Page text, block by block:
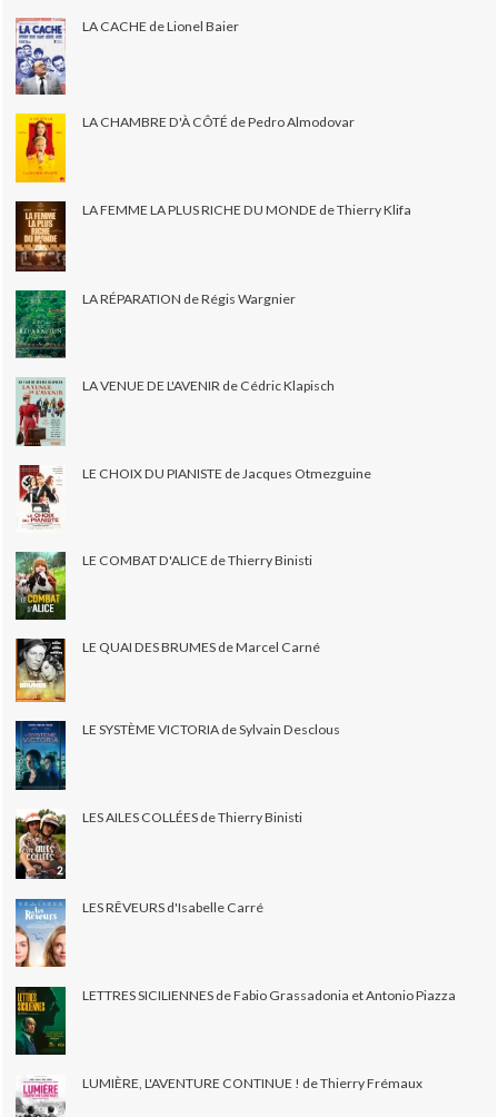
LA CACHE de Lionel Baier
LA CHAMBRE D'À CÔTÉ de Pedro Almodovar
LA FEMME LA PLUS RICHE DU MONDE de Thierry Klifa
LA RÉPARATION de Régis Wargnier
LA VENUE DE L'AVENIR de Cédric Klapisch
LE CHOIX DU PIANISTE de Jacques Otmezguine
LE COMBAT D'ALICE de Thierry Binisti
LE QUAI DES BRUMES de Marcel Carné
LE SYSTÈME VICTORIA de Sylvain Desclous
LES AILES COLLÉES de Thierry Binisti
LES RÊVEURS d'Isabelle Carré
LETTRES SICILIENNES de Fabio Grassadonia et Antonio Piazza
LUMIÈRE, L'AVENTURE CONTINUE ! de Thierry Frémaux